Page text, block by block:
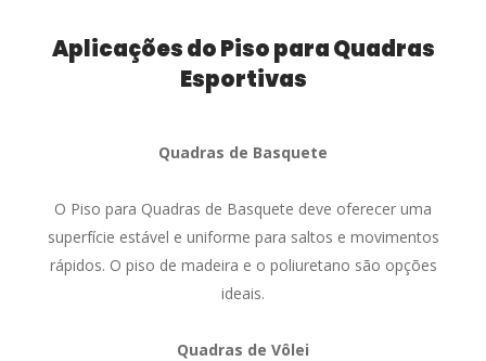
Aplicações do Piso para Quadras
Esportivas
Quadras de Basquete
O Piso para Quadras de Basquete deve oferecer uma
superfície estável e uniforme para saltos e movimentos
rápidos. O piso de madeira e o poliuretano são opções
ideais.
Quadras de Vôlei